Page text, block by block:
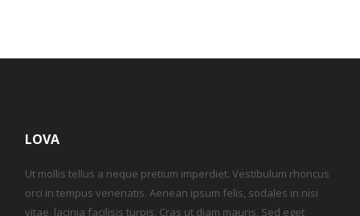
LOVA
Ut mollis tellus a neque pretium imperdiet. Vestibulum rhoncus
orci in tempus venenatis. Aenean ipsum felis, sodales in nisi
vitae, lacinia facilisis turpis. Cras ut diam mauris. Sed eget